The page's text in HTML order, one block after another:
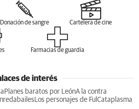
Donación de sangre Cartelera de cine
Farmacias de guardia
de interés
Planes baratos por LeónA la contra
Los personajes de Ful Cataplasma